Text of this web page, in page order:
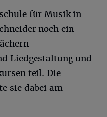
für Musik in
noch ein
Liedgestaltung und
teil. Die
sie dabei am